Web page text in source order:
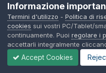
Loriano Lorenzutti
Pubblicato17 Aprile
Il 15/4/2026 at 12:43,
Informazione
Termini d'utilizzo - Politica di
cookies sui vostri PC/Tablet/
continuamente. Puoi regolare i
accettarli integralmente
Accept Cookies